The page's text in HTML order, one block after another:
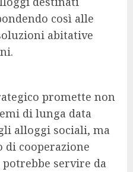
così alle
abitative
promette non
di lunga data
alloggi sociali, ma
cooperazione
servire da